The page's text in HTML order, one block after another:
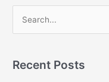
rRecent Posts